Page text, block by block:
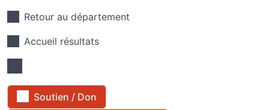
Retour au département
Accueil résultats
Soutien / Don